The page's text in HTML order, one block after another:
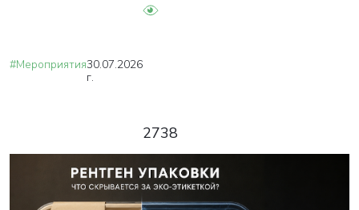
#Мероприятия30.07.2026
г.
2738